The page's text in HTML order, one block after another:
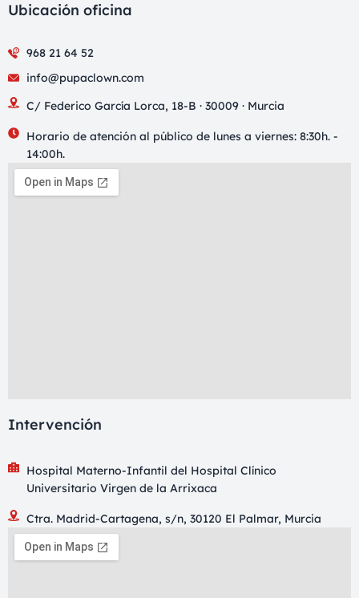
Ubicación oficina
968 21 64 52
info@pupaclown.com
C/ Federico García Lorca, 18-B · 30009 · Murcia
Horario de atención al público de lunes a viernes: 8:30h. -
14:00h.
Intervención
Hospital Materno-Infantil del Hospital Clínico
Universitario Virgen de la Arrixaca
Ctra. Madrid-Cartagena, s/n, 30120 El Palmar, Murcia